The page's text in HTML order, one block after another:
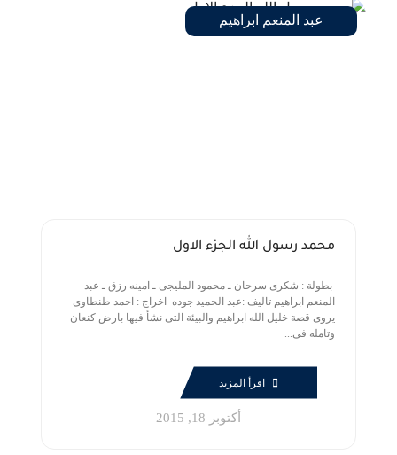
عبد المنعم ابراهيم
محمد رسول الله الجزء الاول
بطولة : شكرى سرحان ـ محمود المليجى ـ امينه رزق ـ عبد
المنعم ابراهيم تاليف :عبد الحميد جوده اخراج : احمد طنطاوى
يروى قصة خليل الله ابراهيم والبيئة التى نشأ فيها بارض كنعان
وتامله فى...
اقرأ المزيد
أكتوبر 18, 2015